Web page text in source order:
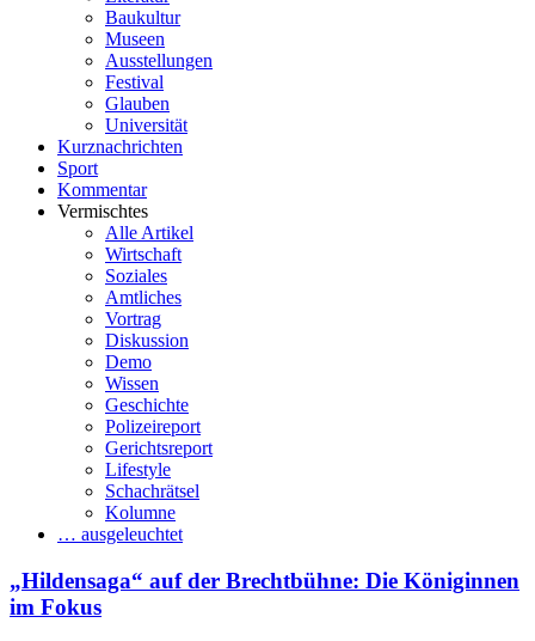
Baukultur
Museen
Ausstellungen
Festival
Glauben
Universität
Kurznachrichten
Sport
Kommentar
Vermischtes
Alle Artikel
Wirtschaft
Soziales
Amtliches
Vortrag
Diskussion
Demo
Wissen
Geschichte
Polizeireport
Gerichtsreport
Lifestyle
Schachrätsel
Kolumne
… ausgeleuchtet
„Hildensaga“ auf der Brechtbühne: Die Königinnen
im Fokus